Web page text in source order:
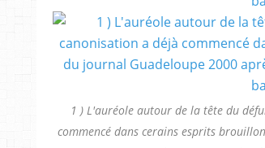
1 ) L'auréole autour de la tête du
commencé dans cerains esprits